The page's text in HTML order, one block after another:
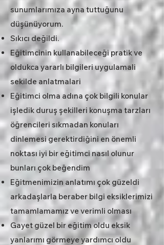
sunumlarımıza ayna tuttuğunu
düşünüyorum.
Sıkıcı değildi.
Eğitimcinin kullanabileceği pratik ve
oldukca yararlı bilgileri uygulamali
sekilde anlatmalari
Eğitimci olma adına çok bilgili konular
işledik duruş şekilleri konuşma tarzları
öğrencileri sıkmadan konuları
dinlemesi gerektirdiğini en önemli
noktası iyi bir eğitimci nasıl olunur
bunları çok beğendim
Eğitmenimizin anlatımı çok güzeldi
arkadaşlarla beraber bilgi eksiklerimizi
tamamlamamız ve verimli olması
Gayet güzel bir eğitim oldu eksik
yanlarımı görmeye yardımcı oldu